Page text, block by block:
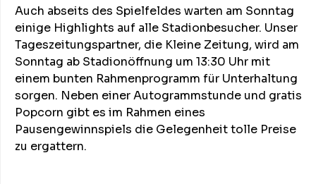
Auch abseits des Spielfeldes warten am Sonntag
einige Highlights auf alle Stadionbesucher. Unser
Tageszeitungspartner, die Kleine Zeitung, wird am
Sonntag ab Stadionöffnung um 13:30 Uhr mit
einem bunten Rahmenprogramm für Unterhaltung
sorgen. Neben einer Autogrammstunde und gratis
Popcorn gibt es im Rahmen eines
Pausengewinnspiels die Gelegenheit tolle Preise
zu ergattern.